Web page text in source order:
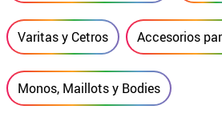
Varitas y Cetros Accesorios
Monos, Maillots y Bodies